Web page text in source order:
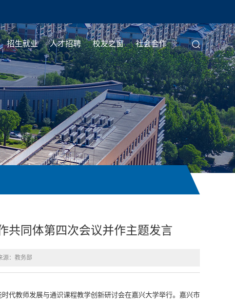
招生就业 人才招聘 校友之窗 社会合作
共同体第四次会议并作主题发言
源：教务部
代教师发展与通识课程教学创新研讨会在嘉兴大学举行。嘉兴市